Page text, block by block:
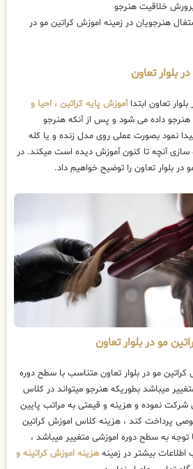
خلاقیت هنرجو
هنرجویان در زمینه اموزش کراتین مو در
بلوار تعاون
تعاون ابتداآموزش پایه کراتین ، احیا و
داده می شود و پس از آنکه هنرجو
پیدا نمود بصورت عملی روی مدل زنده و یا کله
سازی آنچه تا کنون آموزش دیده است میکند. در
در بلوار تعاون را توضیح خواهیم داد.
مو در بلوار تعاون
مو در بلوار تعاون متناسب با سطح دوره
میباشد بطوریکه هنرجو میتواند در کلاس
نموده و هزینه و قیمتی به مراتب پایین
پرداخت کند ، هزینه کلاس اموزش کراتین
توجه به سطح دوره اموزشی متغییر میباشد ،
بیشتر در زمینه هزینه اموزش کراتینه و